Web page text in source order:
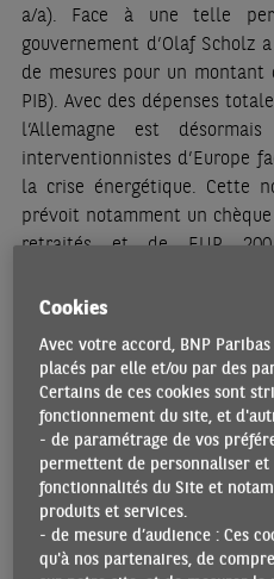
a/a). Face à une telle
gouvernement d’Olaf Scholz
de mesures pour un montant
PIB). Avec des dépenses
l’Allemagne est
interventionnistes d’Europe
la crise énergétique. Cette
prévoit notamment un
retraités et de EUR
les prix de la
étendue (le tarif mensuel
lieu de EUR 9). Des
bouclier tarifaire réduirait
totale en glissement annuel.
Par ailleurs, les signes de
plus perceptibles dans
industrielle a perdu du
Cookies
Avec votre accord, BNP
placés par elle et/ou par des
Certains de ces cookies sont
fonctionnement du site, et
- de paramétrage de vos
permettent de personnaliser
fonctionnalités du Site et
produits et services.
- de mesure d’audience : Ces
qu'à nos partenaires, de